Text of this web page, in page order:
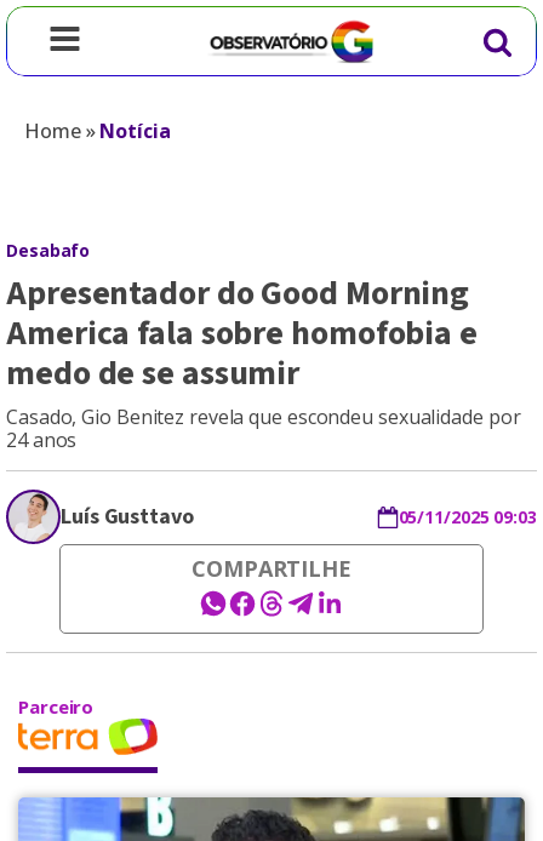
Home»Notícia
Desabafo
Apresentador do Good Morning
America fala sobre homofobia e
medo de se assumir
Casado, Gio Benitez revela que escondeu sexualidade por
24 anos
Luís Gusttavo 05/11/2025 09:03
COMPARTILHE
Parceiro